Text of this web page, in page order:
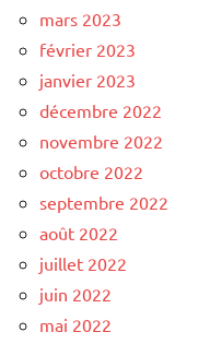
mars 2023
février 2023
janvier 2023
décembre 2022
novembre 2022
octobre 2022
septembre 2022
août 2022
juillet 2022
juin 2022
mai 2022